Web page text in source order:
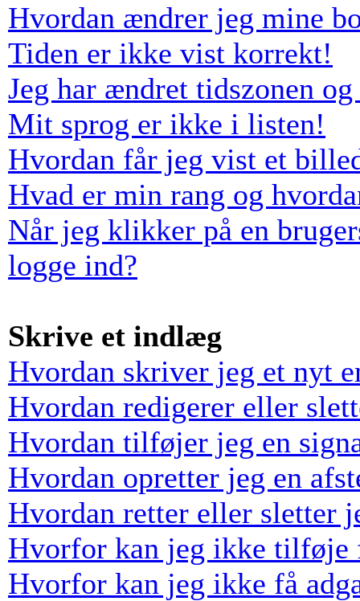
Hvordan ændrer jeg mine
Tiden er ikke vist korrekt!
Jeg har ændret tidszonen
Mit sprog er ikke i listen!
Hvordan får jeg vist et
Hvad er min rang og
Når jeg klikker på en
logge ind?
Skrive et indlæg
Hvordan skriver jeg et nyt
Hvordan redigerer eller
Hvordan tilføjer jeg en
Hvordan opretter jeg en
Hvordan retter eller sletter
Hvorfor kan jeg ikke tilføje
Hvorfor kan jeg ikke få